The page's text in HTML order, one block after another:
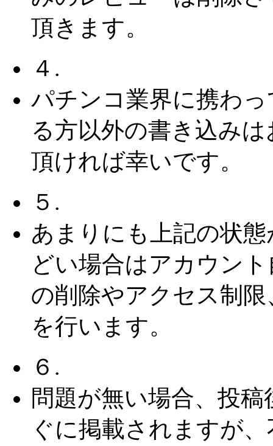
頂きます。
４.
パチンコ業界に携わっ
る方以外の書き込みは
頂ければ幸いです。
５.
あまりにも上記の状態
どい場合はアカウント
の削除やアクセス制限
を行います。
６.
問題が無い場合、投稿
ぐに掲載されますが